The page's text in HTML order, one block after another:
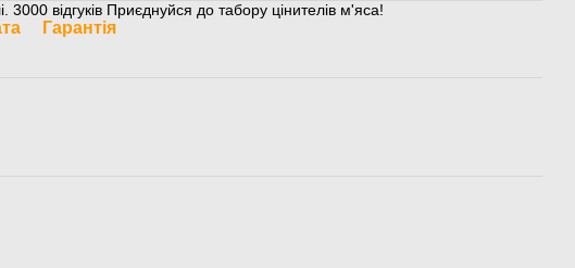
3000 відгуків Приєднуйся до табору цінителів м'яса!
Гарантія